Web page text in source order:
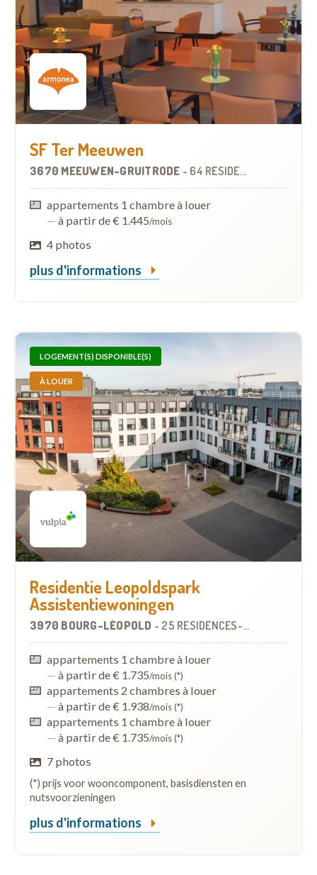
SF Ter Meeuwen
3670 MEEUWEN-GRUITRODE - 64 RÉSIDENCES-SERVICES
appartements 1 chambre à louer
— à partir de € 1.445/mois
4 photos
plus d'informations
LOGEMENT(S) DISPONIBLE(S)
À LOUER
Residentie Leopoldspark
Assistentiewoningen
3970 BOURG-LÉOPOLD - 25 RÉSIDENCES-SERVICES
appartements 1 chambre à louer
— à partir de € 1.735/mois (*)
appartements 2 chambres à louer
— à partir de € 1.938/mois (*)
appartements 1 chambre à louer
— à partir de € 1.735/mois (*)
7 photos
(*) prijs voor wooncomponent, basisdiensten en
nutsvoorzieningen
plus d'informations